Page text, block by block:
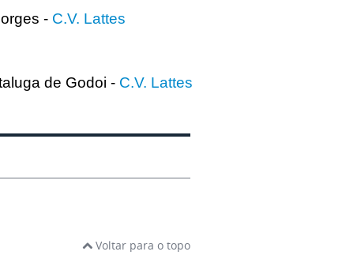
- C.V. Lattes
de Godoi - C.V. Lattes
Voltar para o topo